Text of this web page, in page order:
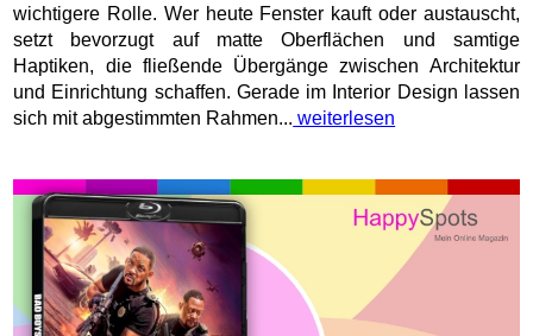
wichtigere Rolle. Wer heute Fenster kauft oder austauscht,
setzt bevorzugt auf matte Oberflächen und samtige
Haptiken, die fließende Übergänge zwischen Architektur
und Einrichtung schaffen. Gerade im Interior Design lassen
sich mit abgestimmten Rahmen... weiterlesen